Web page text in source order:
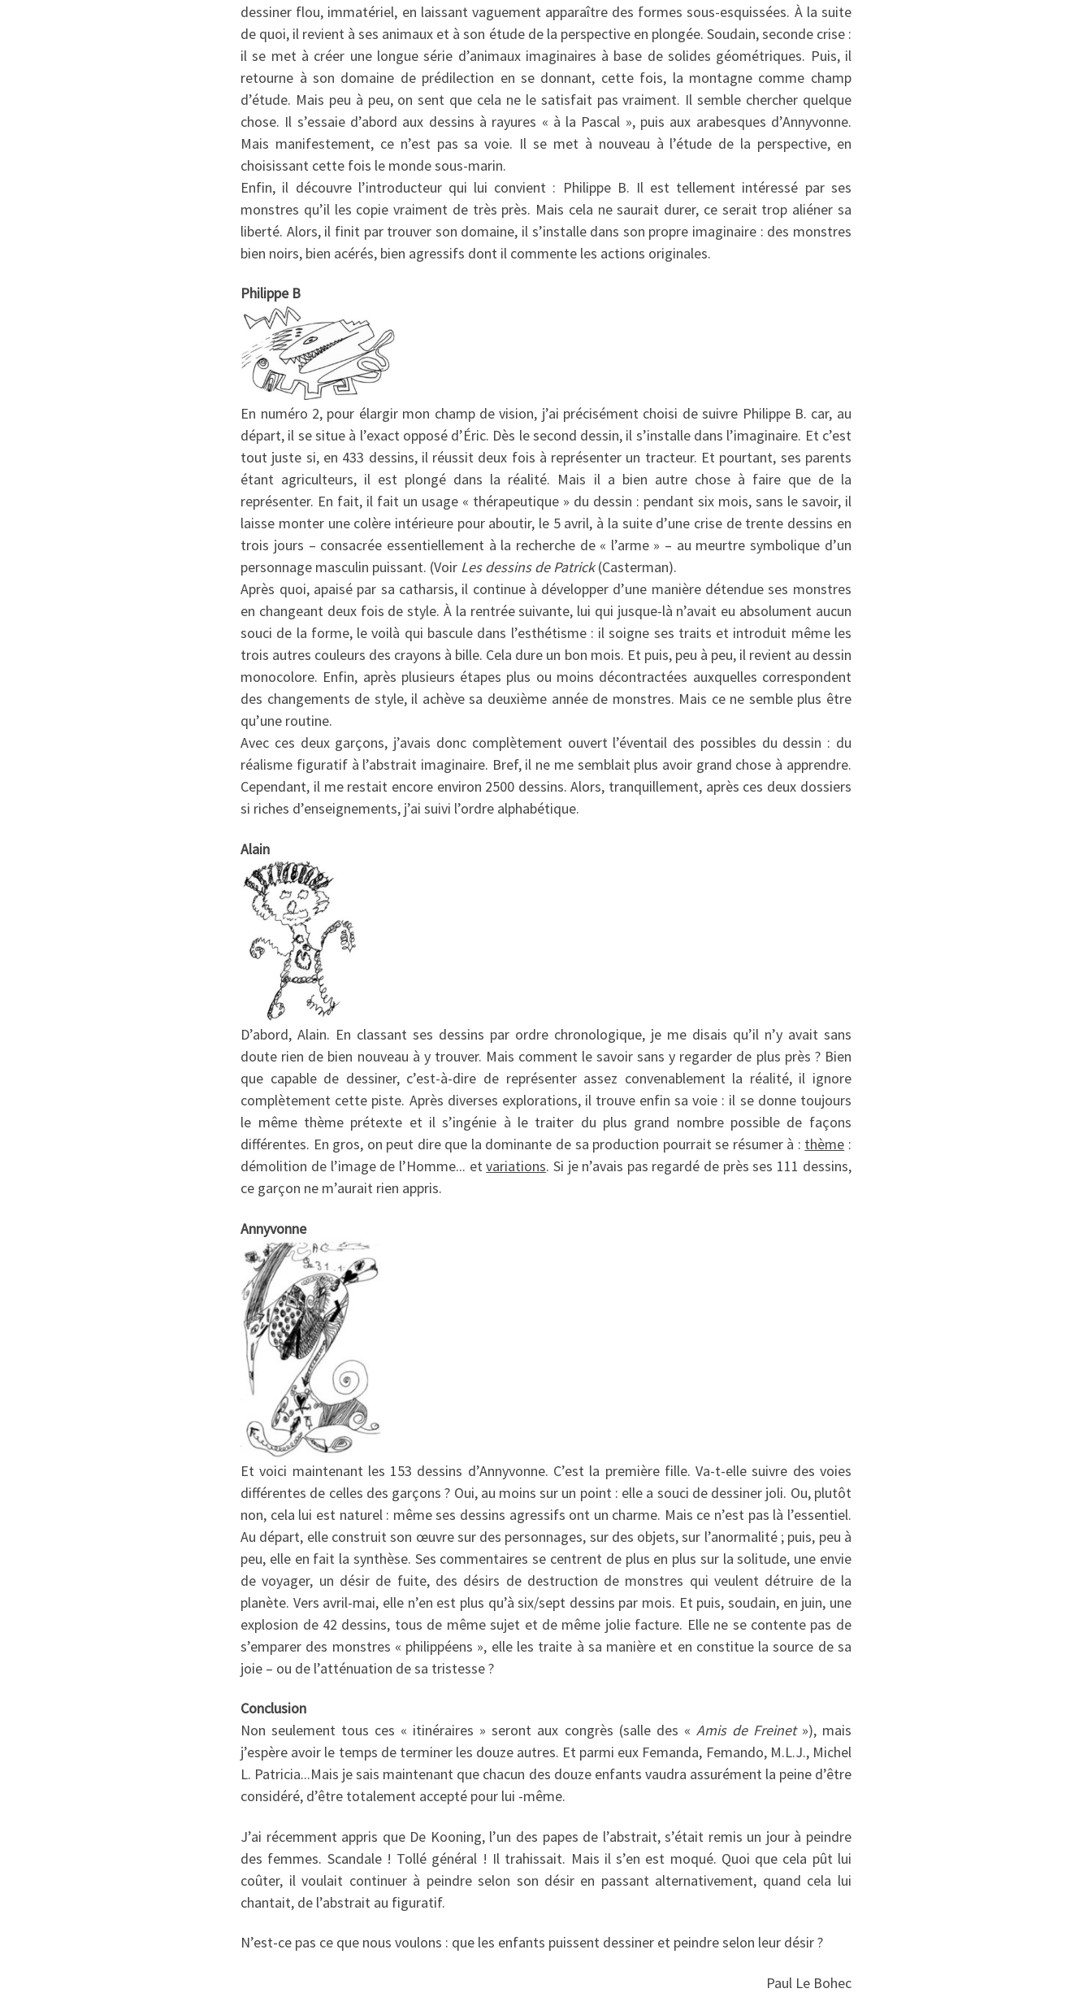
dessiner flou, immatériel, en laissant vaguement apparaître des formes sous-esquissées. À la suite
de quoi, il revient à ses animaux et à son étude de la perspective en plongée. Soudain, seconde crise :
il se met à créer une longue série d’animaux imaginaires à base de solides géométriques. Puis, il
retourne à son domaine de prédilection en se donnant, cette fois, la montagne comme champ
d’étude. Mais peu à peu, on sent que cela ne le satisfait pas vraiment. Il semble chercher quelque
chose. Il s’essaie d’abord aux dessins à rayures « à la Pascal », puis aux arabesques d’Annyvonne.
Mais manifestement, ce n’est pas sa voie. Il se met à nouveau à l’étude de la perspective, en
choisissant cette fois le monde sous-marin.
Enfin, il découvre l’introducteur qui lui convient : Philippe B. Il est tellement intéressé par ses
monstres qu’il les copie vraiment de très près. Mais cela ne saurait durer, ce serait trop aliéner sa
liberté. Alors, il finit par trouver son domaine, il s’installe dans son propre imaginaire : des monstres
bien noirs, bien acérés, bien agressifs dont il commente les actions originales.
Philippe B
En numéro 2, pour élargir mon champ de vision, j’ai précisément choisi de suivre Philippe B. car, au
départ, il se situe à l’exact opposé d’Éric. Dès le second dessin, il s’installe dans l’imaginaire. Et c’est
tout juste si, en 433 dessins, il réussit deux fois à représenter un tracteur. Et pourtant, ses parents
étant agriculteurs, il est plongé dans la réalité. Mais il a bien autre chose à faire que de la
représenter. En fait, il fait un usage « thérapeutique » du dessin : pendant six mois, sans le savoir, il
laisse monter une colère intérieure pour aboutir, le 5 avril, à la suite d’une crise de trente dessins en
trois jours – consacrée essentiellement à la recherche de « l’arme » – au meurtre symbolique d’un
personnage masculin puissant. (Voir Les dessins de Patrick(Casterman).
Après quoi, apaisé par sa catharsis, il continue à développer d’une manière détendue ses monstres
en changeant deux fois de style. À la rentrée suivante, lui qui jusque-là n’avait eu absolument aucun
souci de la forme, le voilà qui bascule dans l’esthétisme : il soigne ses traits et introduit même les
trois autres couleurs des crayons à bille. Cela dure un bon mois. Et puis, peu à peu, il revient au dessin
monocolore. Enfin, après plusieurs étapes plus ou moins décontractées auxquelles correspondent
des changements de style, il achève sa deuxième année de monstres. Mais ce ne semble plus être
qu’une routine.
Avec ces deux garçons, j’avais donc complètement ouvert l’éventail des possibles du dessin : du
réalisme figuratif à l’abstrait imaginaire. Bref, il ne me semblait plus avoir grand chose à apprendre.
Cependant, il me restait encore environ 2500 dessins. Alors, tranquillement, après ces deux dossiers
si riches d’enseignements, j’ai suivi l’ordre alphabétique.
Alain
D’abord, Alain. En classant ses dessins par ordre chronologique, je me disais qu’il n’y avait sans
doute rien de bien nouveau à y trouver. Mais comment le savoir sans y regarder de plus près ? Bien
que capable de dessiner, c’est-à-dire de représenter assez convenablement la réalité, il ignore
complètement cette piste. Après diverses explorations, il trouve enfin sa voie : il se donne toujours
le même thème prétexte et il s’ingénie à le traiter du plus grand nombre possible de façons
différentes. En gros, on peut dire que la dominante de sa production pourrait se résumer à : thème :
démolition de l’image de l’Homme... etvariations. Si je n’avais pas regardé de près ses 111 dessins,
ce garçon ne m’aurait rien appris.
Annyvonne
Et voici maintenant les 153 dessins d’Annyvonne. C’est la première fille. Va-t-elle suivre des voies
différentes de celles des garçons ? Oui, au moins sur un point : elle a souci de dessiner joli. Ou, plutôt
non, cela lui est naturel : même ses dessins agressifs ont un charme. Mais ce n’est pas là l’essentiel.
Au départ, elle construit son œuvre sur des personnages, sur des objets, sur l’anormalité ; puis, peu à
peu, elle en fait la synthèse. Ses commentaires se centrent de plus en plus sur la solitude, une envie
de voyager, un désir de fuite, des désirs de destruction de monstres qui veulent détruire de la
planète. Vers avril-mai, elle n’en est plus qu’à six/sept dessins par mois. Et puis, soudain, en juin, une
explosion de 42 dessins, tous de même sujet et de même jolie facture. Elle ne se contente pas de
s’emparer des monstres « philippéens », elle les traite à sa manière et en constitue la source de sa
joie – ou de l’atténuation de sa tristesse ?
Conclusion
Non seulement tous ces « itinéraires » seront aux congrès (salle des « Amis de Freinet »), mais
j’espère avoir le temps de terminer les douze autres. Et parmi eux Femanda, Femando, M.L.J., Michel
L. Patricia...Mais je sais maintenant que chacun des douze enfants vaudra assurément la peine d’être
considéré, d’être totalement accepté pour lui -même.
J’ai récemment appris que De Kooning, l’un des papes de l’abstrait, s’était remis un jour à peindre
des femmes. Scandale ! Tollé général ! Il trahissait. Mais il s’en est moqué. Quoi que cela pût lui
coûter, il voulait continuer à peindre selon son désir en passant alternativement, quand cela lui
chantait, de l’abstrait au figuratif.
N’est-ce pas ce que nous voulons : que les enfants puissent dessiner et peindre selon leur désir ?
Paul Le Bohec